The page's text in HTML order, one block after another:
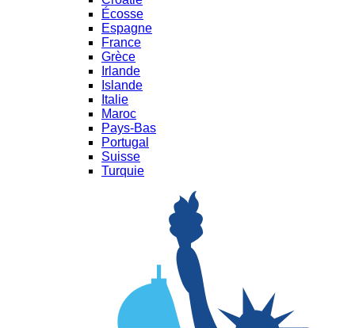
Écosse
Espagne
France
Grèce
Irlande
Islande
Italie
Maroc
Pays-Bas
Portugal
Suisse
Turquie